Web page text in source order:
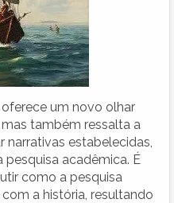
um novo olhar
também ressalta a
estabelecidas,
acadêmica. É
como a pesquisa
a história, resultando